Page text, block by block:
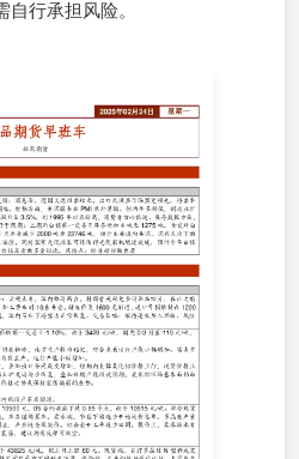
行承担风险。
息面，德国大选投票结束，出口民调
率29%，总理朔尔茨所在社民党得票
国服务业PMI意外萎缩、创两年多新
；密歇根消费者长期通胀预期飙升至
新高，消费者信心低迷。库存数据方
700吨左右，继续好于预期；上期所白
4吨至1275吨，金交所白银库存上周
1月库存减少2000吨至23746吨，预计
伏下游需求由于春节开工偏低，整体
家光伏政策可能使得光伏装机增速放
可能逆转，操作上，考虑逢高沽空白
险点：经济超预期衰退 基本金属 招
品市场 能源化工 航运 招商期货研究
从业资格证书编号：Z0017486)徐世